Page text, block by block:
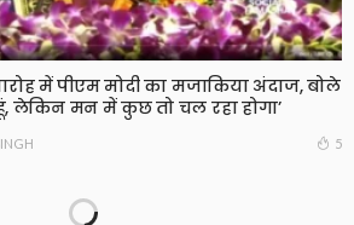
में पीएम मोदी का मजाकिया अंदाज, बोले
हूं, लेकिन मन में कुछ तो चल रहा होगा’
5